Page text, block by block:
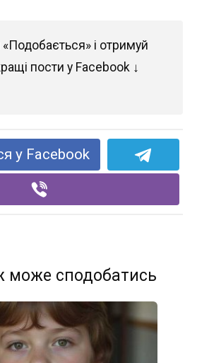
і отримуй
пости у Facebook ↓
у Facebook
може сподобатись